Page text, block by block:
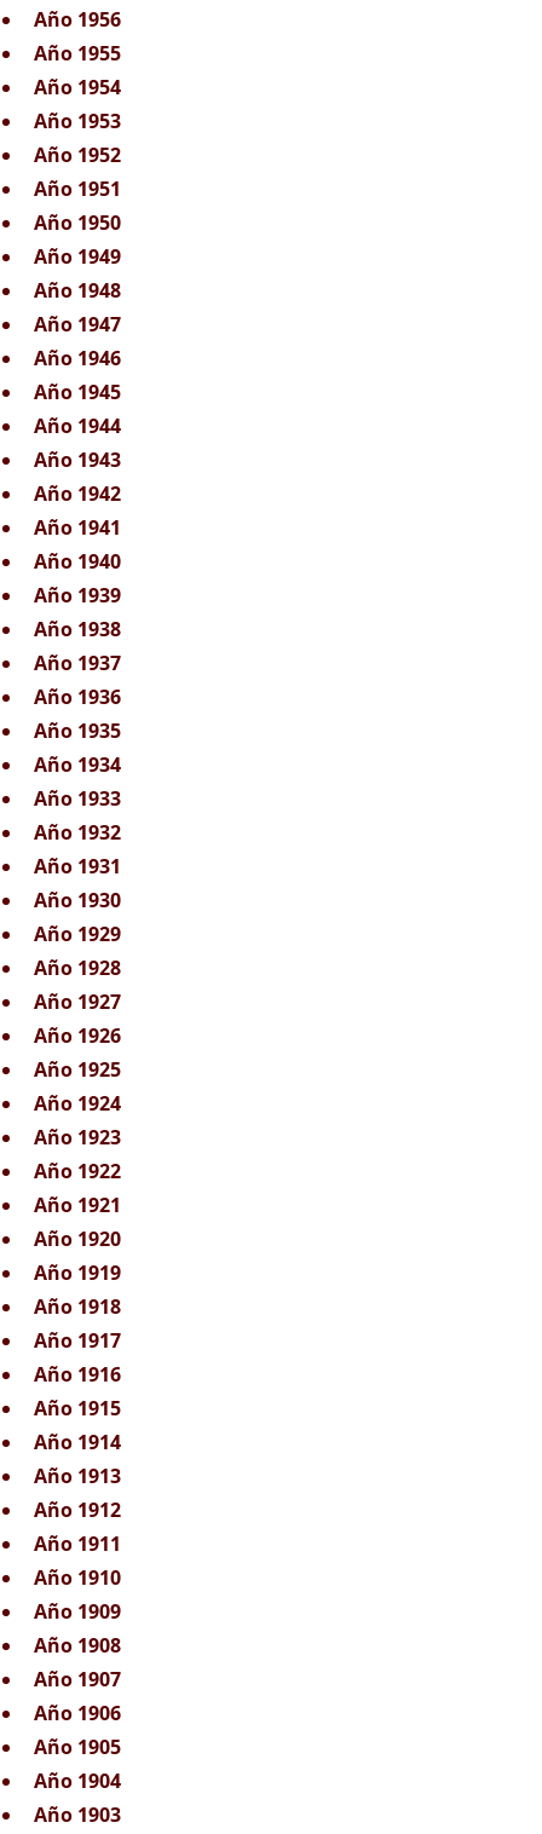
Año 1956
Año 1955
Año 1954
Año 1953
Año 1952
Año 1951
Año 1950
Año 1949
Año 1948
Año 1947
Año 1946
Año 1945
Año 1944
Año 1943
Año 1942
Año 1941
Año 1940
Año 1939
Año 1938
Año 1937
Año 1936
Año 1935
Año 1934
Año 1933
Año 1932
Año 1931
Año 1930
Año 1929
Año 1928
Año 1927
Año 1926
Año 1925
Año 1924
Año 1923
Año 1922
Año 1921
Año 1920
Año 1919
Año 1918
Año 1917
Año 1916
Año 1915
Año 1914
Año 1913
Año 1912
Año 1911
Año 1910
Año 1909
Año 1908
Año 1907
Año 1906
Año 1905
Año 1904
Año 1903